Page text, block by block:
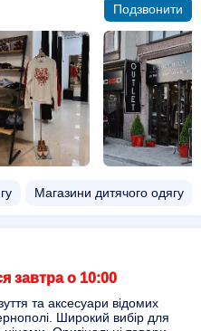
Подзвонити
Магазини дитячого одягу
завтра о 10:00
та аксесуари відомих
Широкий вибір для